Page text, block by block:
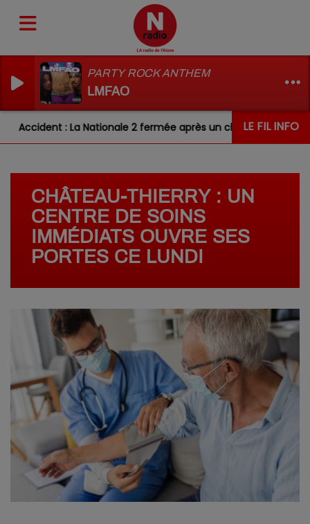
PARTY ROCK ANTHEM
LMFAO
LE FIL INFO
: La Nationale 2 fermée après un choc entre deux
CHÂTEAU-THIERRY : UN
CENTRE DE SOINS
IMMÉDIATS OUVRE SES
PORTES CE LUNDI